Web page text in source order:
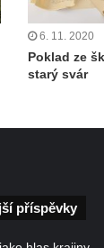
6. 11. 2020
Poklad ze
starý svár
příspěvky